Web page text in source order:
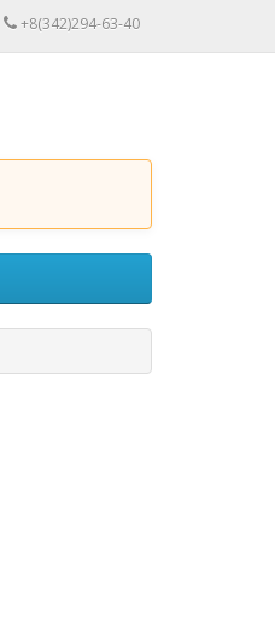
+8(342)294-63-40